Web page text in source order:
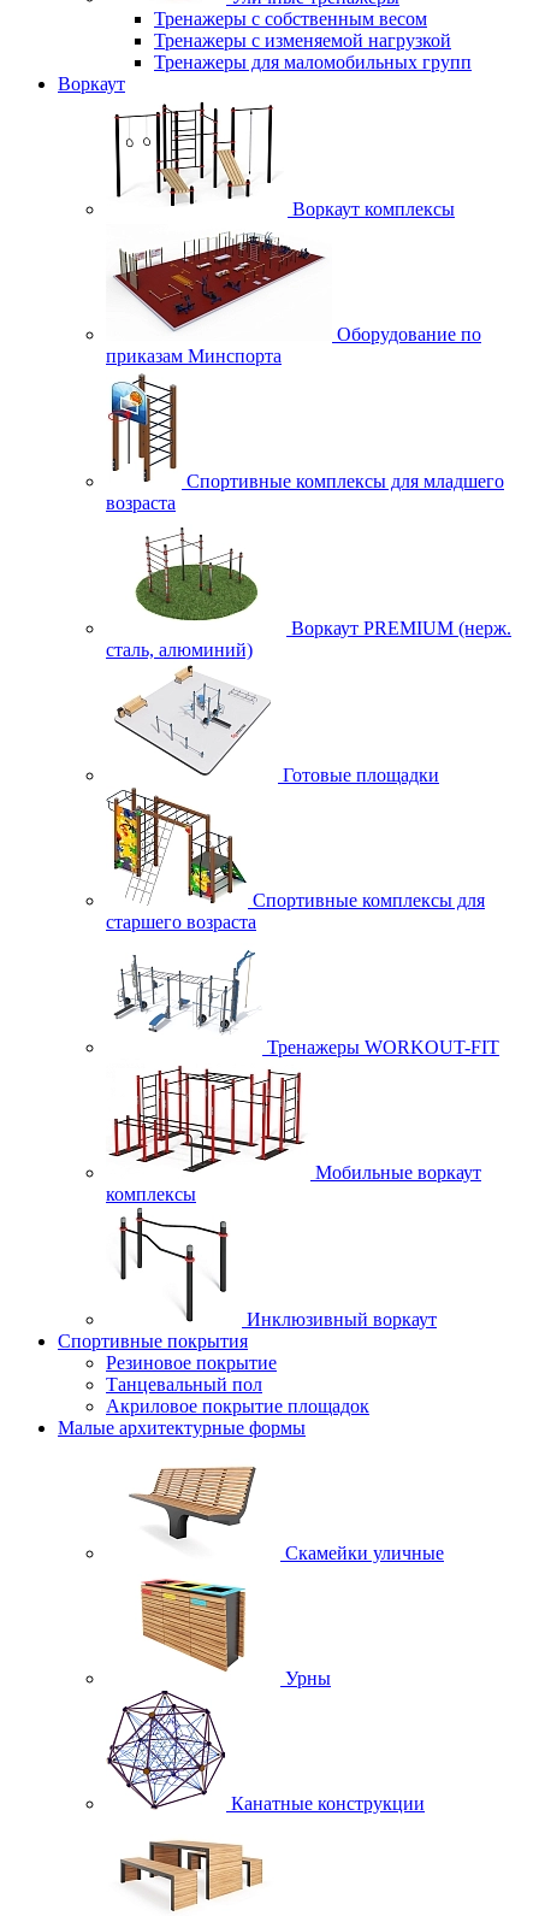
Тренажеры с собственным весом
Тренажеры с изменяемой нагрузкой
Тренажеры для маломобильных групп
Воркаут
Воркаут комплексы
Оборудование по
приказам Минспорта
Спортивные комплексы для младшего
возраста
Воркаут PREMIUM (нерж.
сталь, алюминий)
Готовые площадки
Спортивные комплексы для
старшего возраста
Тренажеры WORKOUT-FIT
Мобильные воркаут
комплексы
Инклюзивный воркаут
Спортивные покрытия
Резиновое покрытие
Танцевальный пол
Акриловое покрытие площадок
Малые архитектурные формы
Скамейки уличные
Урны
Канатные конструкции